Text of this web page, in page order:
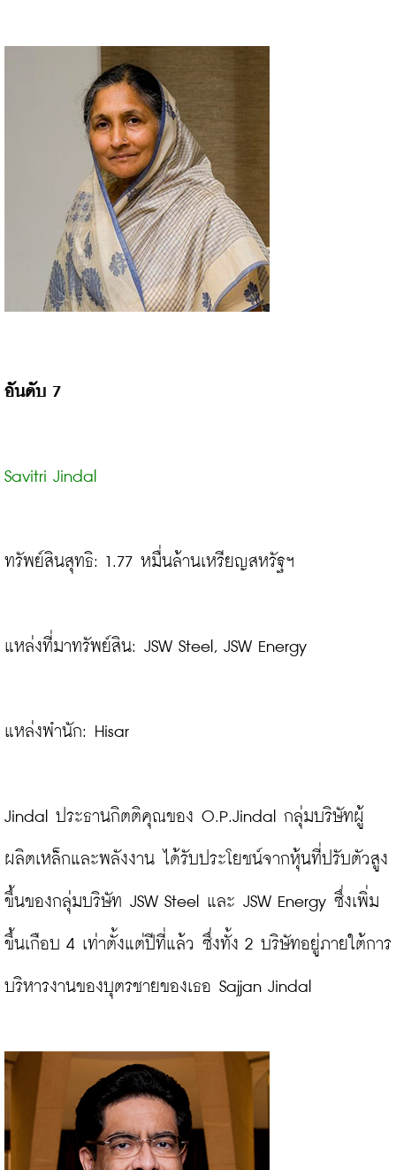
อันดับ 7
Savitri Jindal
ทรัพย์สินสุทธิ: 1.77 หมื่นล้านเหรียญสหรัฐฯ
แหล่งที่มาทรัพย์สิน: JSW Steel, JSW Energy
แหล่งพำนัก: Hisar
Jindal ประธานกิตติคุณของ O.P.Jindal กลุ่มบริษัทผู้
ผลิตเหล็กและพลังงาน ได้รับประโยชน์จากหุ้นที่ปรับตัวสูง
ขึ้นของกลุ่มบริษัท JSW Steel และ JSW Energy ซึ่งเพิ่ม
ขึ้นเกือบ 4 เท่าตั้งแต่ปีที่แล้ว ซึ่งทั้ง 2 บริษัทอยู่ภายใต้การ
บริหารงานของบุตรชายของเธอ Sajjan Jindal